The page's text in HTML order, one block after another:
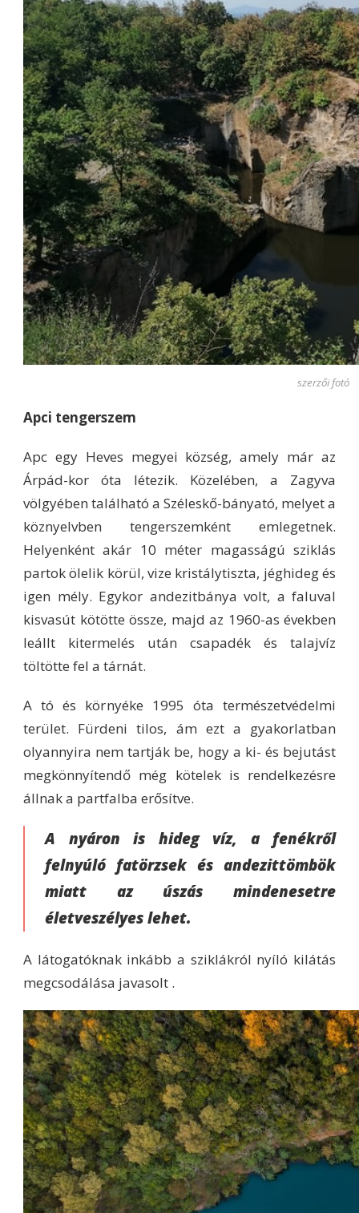
szerzői fotó
Apci tengerszem
Apc egy Heves megyei község, amely már az
Árpád-kor óta létezik. Közelében, a Zagyva
völgyében található a Széleskő-bányató, melyet a
köznyelvben tengerszemként emlegetnek.
Helyenként akár 10 méter magasságú sziklás
partok ölelik körül, vize kristálytiszta, jéghideg és
igen mély. Egykor andezitbánya volt, a faluval
kisvasút kötötte össze, majd az 1960-as években
leállt kitermelés után csapadék és talajvíz
töltötte fel a tárnát.
A tó és környéke 1995 óta természetvédelmi
terület. Fürdeni tilos, ám ezt a gyakorlatban
olyannyira nem tartják be, hogy a ki- és bejutást
megkönnyítendő még kötelek is rendelkezésre
állnak a partfalba erősítve.
A nyáron is hideg víz, a fenékről
felnyúló fatörzsek és andezittömbök
miatt az úszás mindenesetre
életveszélyes lehet.
A látogatóknak inkább a sziklákról nyíló kilátás
megcsodálása javasolt .